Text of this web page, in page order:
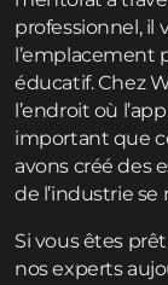
professionnel, il
l’emplacement
éducatif. Chez
l’endroit où
important que
avons créé des
de l’industrie
Si vous êtes
nos experts